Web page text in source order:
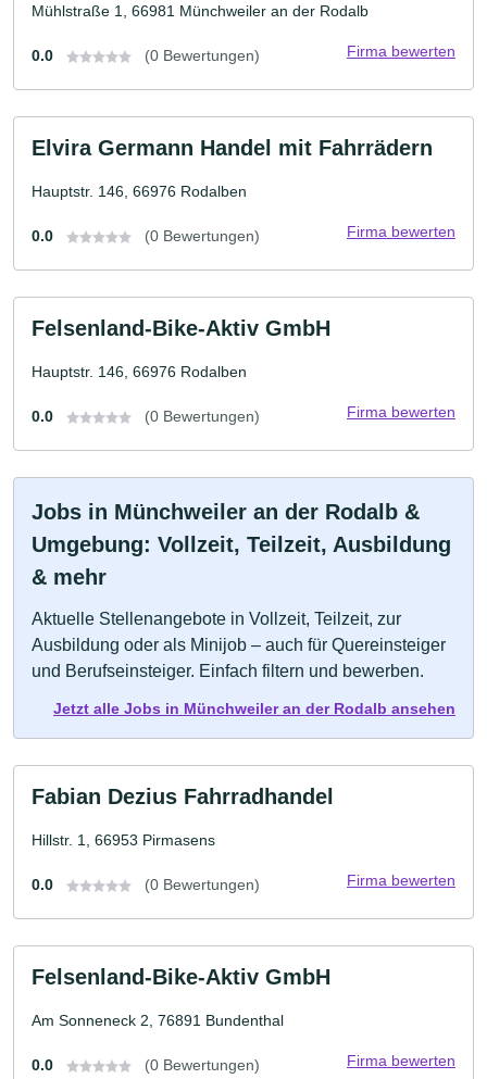
Mühlstraße 1, 66981 Münchweiler an der Rodalb
0.0 (0 Bewertungen) Firma bewerten
Elvira Germann Handel mit Fahrrädern
Hauptstr. 146, 66976 Rodalben
0.0 (0 Bewertungen) Firma bewerten
Felsenland-Bike-Aktiv GmbH
Hauptstr. 146, 66976 Rodalben
0.0 (0 Bewertungen) Firma bewerten
Jobs in Münchweiler an der Rodalb &
Umgebung: Vollzeit, Teilzeit, Ausbildung
& mehr
Aktuelle Stellenangebote in Vollzeit, Teilzeit, zur
Ausbildung oder als Minijob – auch für Quereinsteiger
und Berufseinsteiger. Einfach filtern und bewerben.
Jetzt alle Jobs in Münchweiler an der Rodalb ansehen
Fabian Dezius Fahrradhandel
Hillstr. 1, 66953 Pirmasens
0.0 (0 Bewertungen) Firma bewerten
Felsenland-Bike-Aktiv GmbH
Am Sonneneck 2, 76891 Bundenthal
0.0 (0 Bewertungen) Firma bewerten